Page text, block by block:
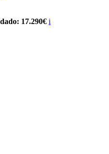
17.290€ i